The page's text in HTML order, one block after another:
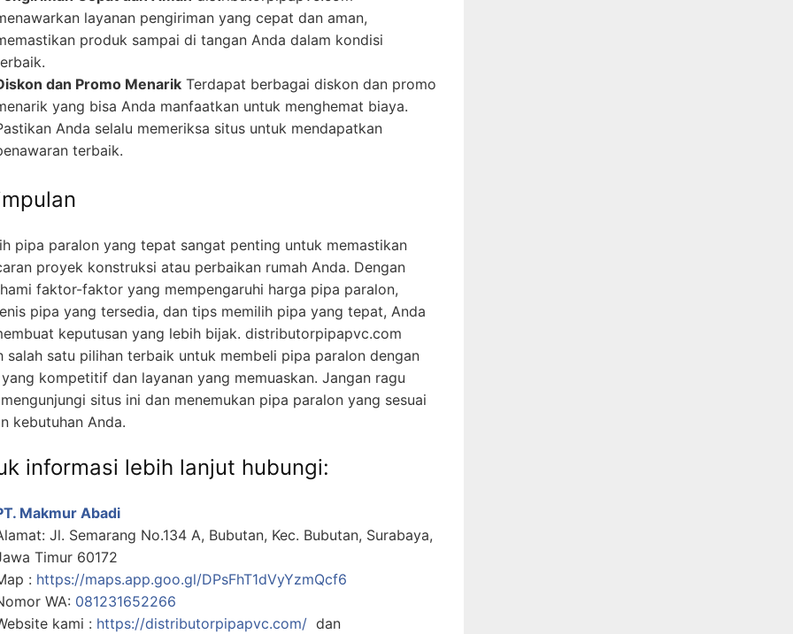
layanan pengiriman yang cepat dan aman,
produk sampai di tangan Anda dalam kondisi
dan Promo Menarik Terdapat berbagai diskon dan promo
yang bisa Anda manfaatkan untuk menghemat biaya.
Anda selalu memeriksa situs untuk mendapatkan
terbaik.
pipa paralon yang tepat sangat penting untuk memastikan
proyek konstruksi atau perbaikan rumah Anda. Dengan
faktor-faktor yang mempengaruhi harga pipa paralon,
pipa yang tersedia, dan tips memilih pipa yang tepat, Anda
keputusan yang lebih bijak. distributorpipapvc.com
salah satu pilihan terbaik untuk membeli pipa paralon dengan
kompetitif dan layanan yang memuaskan. Jangan ragu
situs ini dan menemukan pipa paralon yang sesuai
kebutuhan Anda.
informasi lebih lanjut hubungi:
Makmur Abadi
Jl. Semarang No.134 A, Bubutan, Kec. Bubutan, Surabaya,
Timur 60172
: https://maps.app.goo.gl/DPsFhT1dVyYzmQcf6
WA: 081231652266
kami : https://distributorpipapvc.com/ dan